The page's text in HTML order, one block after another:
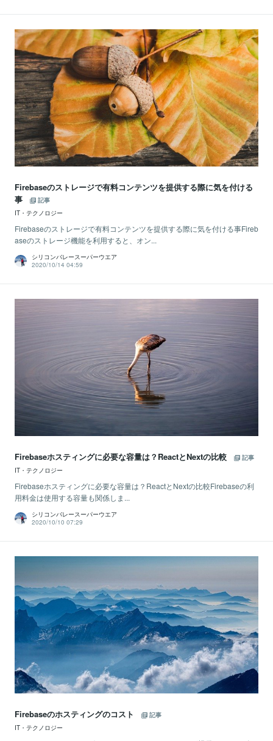
Firebaseのストレージで有料コンテンツを提供する際に気を付ける
事
記事
IT・テクノロジー
Firebaseのストレージで有料コンテンツを提供する際に気を付ける事Fireb
aseのストレージ機能を利用すると、オン...
シリコンバレースーパーウエア
2020/10/14 04:59
Firebaseホスティングに必要な容量は？ReactとNextの比較
記事
IT・テクノロジー
Firebaseホスティングに必要な容量は？ReactとNextの比較Firebaseの利
用料金は使用する容量も関係しま...
シリコンバレースーパーウエア
2020/10/10 07:29
Firebaseのホスティングのコスト
記事
IT・テクノロジー